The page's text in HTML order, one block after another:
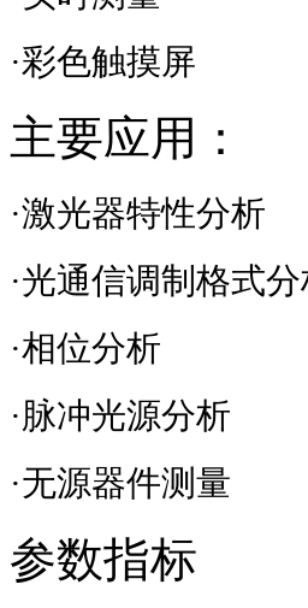
·彩色触摸屏
主要应用：
·激光器特性分析
·光通信调制格式
·相位分析
·脉冲光源分析
·无源器件测量
参数指标